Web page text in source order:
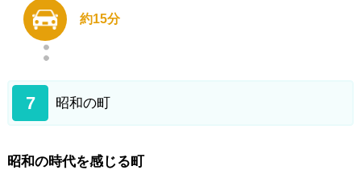
約15分
7 昭和の町
昭和の時代を感じる町